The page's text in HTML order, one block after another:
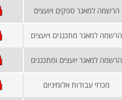
הרשמה למאגר ספקים ויועצים
הרשמה למאגר מתכננים ויועצים
הרשמה למאגר יועצים ומתכננים
מכרזי עבודות אלומיניום